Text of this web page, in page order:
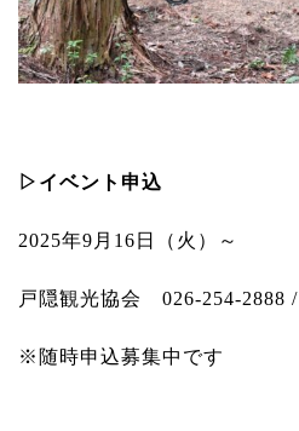
▷イベント申込
2025年9月16日（火）～
戸隠観光協会 026-254-2888 /
※随時申込募集中です